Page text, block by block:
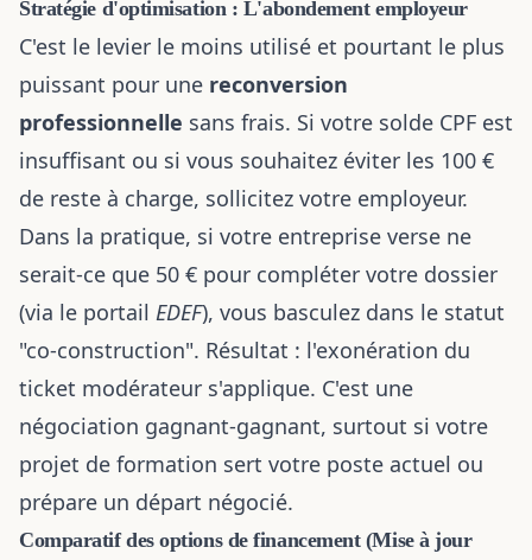
Stratégie d'optimisation : L'abondement employeur
C'est le levier le moins utilisé et pourtant le plus
puissant pour une reconversion
professionnelle sans frais. Si votre solde CPF est
insuffisant ou si vous souhaitez éviter les 100 €
de reste à charge, sollicitez votre employeur.
Dans la pratique, si votre entreprise verse ne
serait-ce que 50 € pour compléter votre dossier
(via le portail EDEF), vous basculez dans le statut
"co-construction". Résultat : l'exonération du
ticket modérateur s'applique. C'est une
négociation gagnant-gagnant, surtout si votre
projet de formation sert votre poste actuel ou
prépare un départ négocié.
Comparatif des options de financement (Mise à jour